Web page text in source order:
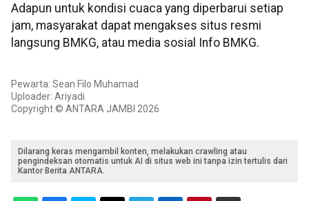
Adapun untuk kondisi cuaca yang diperbarui setiap
jam, masyarakat dapat mengakses situs resmi
langsung BMKG, atau media sosial Info BMKG.
Pewarta: Sean Filo Muhamad
Uploader: Ariyadi
Copyright © ANTARA JAMBI 2026
Dilarang keras mengambil konten, melakukan crawling atau
pengindeksan otomatis untuk AI di situs web ini tanpa izin tertulis dari
Kantor Berita ANTARA.